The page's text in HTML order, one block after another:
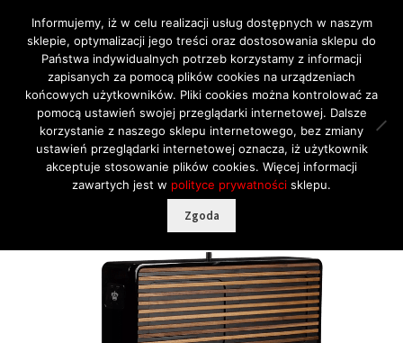
Przejdź
nawigacji
Przejdź
treści
Menu
Lato zakupów!
RATY 30×0%
Marki
Kategorie
potomne
MicroLED
Strona główna Marki REL Seria Planar
REL Planar PL-2
subwoofer naścienny (sztuka)
Informujemy, iż w celu realizacji usług dostępnych w naszym
sklepie, optymalizacji jego treści oraz dostosowania sklepu do
Państwa indywidualnych potrzeb korzystamy z informacji
zapisanych za pomocą plików cookies na urządzeniach
końcowych użytkowników. Pliki cookies można kontrolować za
pomocą ustawień swojej przeglądarki internetowej. Dalsze
korzystanie z naszego sklepu internetowego, bez zmiany
ustawień przeglądarki internetowej oznacza, iż użytkownik
akceptuje stosowanie plików cookies. Więcej informacji
zawartych jest w polityce prywatności sklepu.
Zgoda